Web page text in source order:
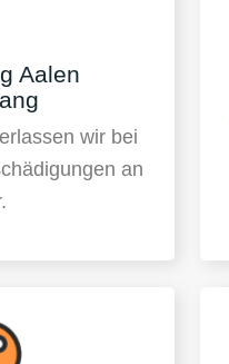
Aalen
wir bei
an